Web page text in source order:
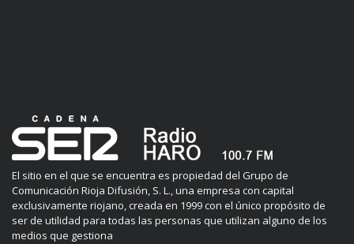
El sitio en el que se encuentra es propiedad del Grupo de
Comunicación Rioja Difusión, S. L., una empresa con capital
exclusivamente riojano, creada en 1999 con el único propósito de
ser de utilidad para todas las personas que utilizan alguno de los
medios que gestiona